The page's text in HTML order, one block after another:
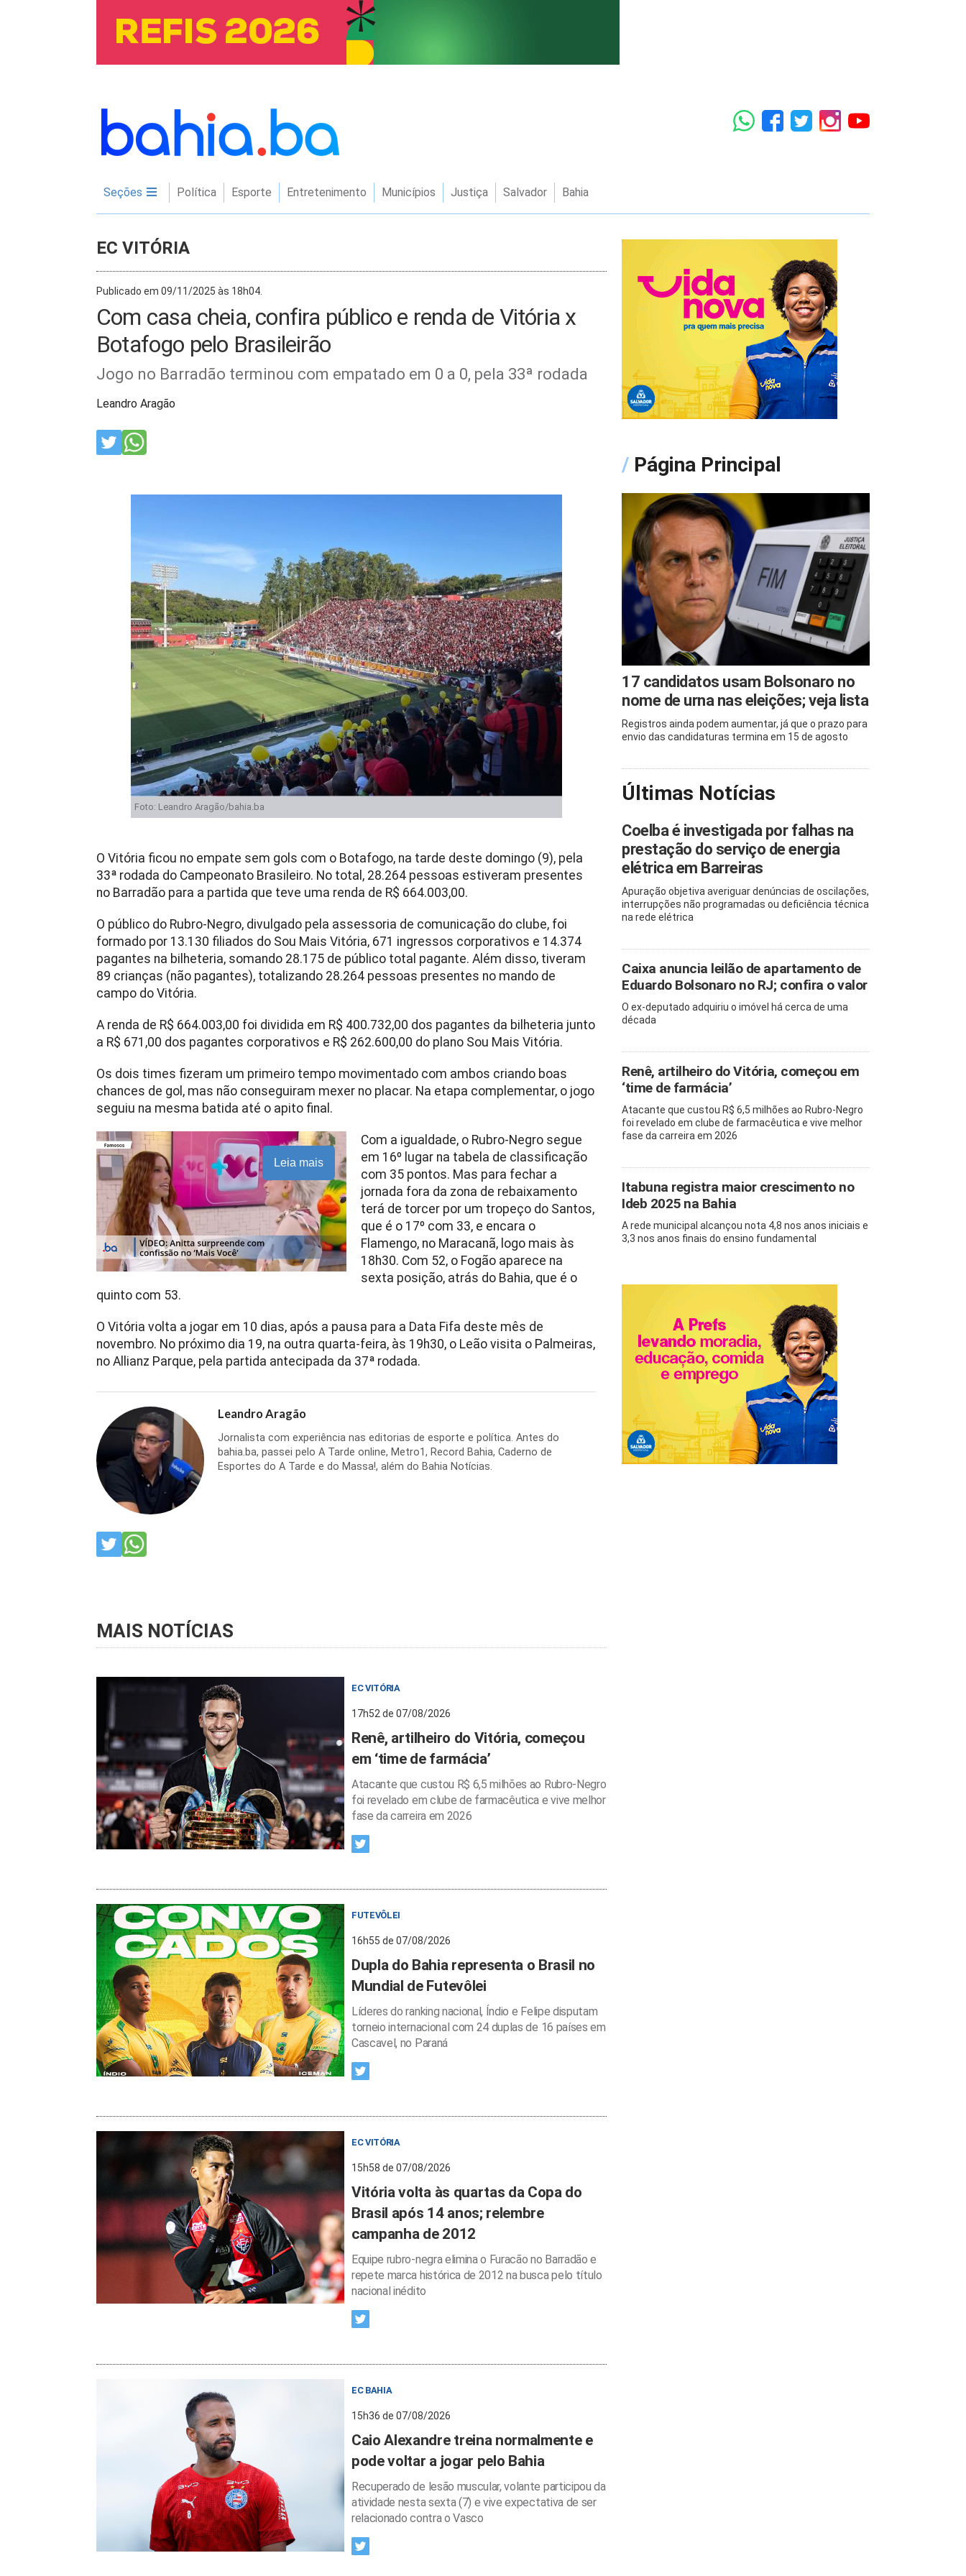
Seções Política Esporte Entretenimento Municípios Justiça Salvador Bahia
EC VITÓRIA
Publicado em 09/11/2025 às 18h04.
Com casa cheia, confira público e renda de Vitória x
Botafogo pelo Brasileirão
Jogo no Barradão terminou com empatado em 0 a 0, pela 33ª rodada
Leandro Aragão
Foto: Leandro Aragão/bahia.ba
O Vitória ficou no empate sem gols com o Botafogo, na tarde deste domingo (9), pela
33ª rodada do Campeonato Brasileiro. No total, 28.264 pessoas estiveram presentes
no Barradão para a partida que teve uma renda de R$ 664.003,00.
O público do Rubro-Negro, divulgado pela assessoria de comunicação do clube, foi
formado por 13.130 filiados do Sou Mais Vitória, 671 ingressos corporativos e 14.374
pagantes na bilheteria, somando 28.175 de público total pagante. Além disso, tiveram
89 crianças (não pagantes), totalizando 28.264 pessoas presentes no mando de
campo do Vitória.
A renda de R$ 664.003,00 foi dividida em R$ 400.732,00 dos pagantes da bilheteria junto
a R$ 671,00 dos pagantes corporativos e R$ 262.600,00 do plano Sou Mais Vitória.
Os dois times fizeram um primeiro tempo movimentado com ambos criando boas
chances de gol, mas não conseguiram mexer no placar. Na etapa complementar, o jogo
seguiu na mesma batida até o apito final.
Leia mais
Com a igualdade, o Rubro-Negro segue
em 16º lugar na tabela de classificação
com 35 pontos. Mas para fechar a
jornada fora da zona de rebaixamento
terá de torcer por um tropeço do Santos,
que é o 17º com 33, e encara o
Flamengo, no Maracanã, logo mais às
18h30. Com 52, o Fogão aparece na
sexta posição, atrás do Bahia, que é o
quinto com 53.
O Vitória volta a jogar em 10 dias, após a pausa para a Data Fifa deste mês de
novembro. No próximo dia 19, na outra quarta-feira, às 19h30, o Leão visita o Palmeiras,
no Allianz Parque, pela partida antecipada da 37ª rodada.
Leandro Aragão
Jornalista com experiência nas editorias de esporte e política. Antes do
bahia.ba, passei pelo A Tarde online, Metro1, Record Bahia, Caderno de
Esportes do A Tarde e do Massa!, além do Bahia Notícias.
MAIS NOTÍCIAS
EC VITÓRIA
17h52 de 07/08/2026
Renê, artilheiro do Vitória, começou
em ‘time de farmácia’
Atacante que custou R$ 6,5 milhões ao Rubro-Negro
foi revelado em clube de farmacêutica e vive melhor
fase da carreira em 2026
FUTEVÔLEI
16h55 de 07/08/2026
Dupla do Bahia representa o Brasil no
Mundial de Futevôlei
Líderes do ranking nacional, Índio e Felipe disputam
torneio internacional com 24 duplas de 16 países em
Cascavel, no Paraná
EC VITÓRIA
15h58 de 07/08/2026
Vitória volta às quartas da Copa do
Brasil após 14 anos; relembre
campanha de 2012
Equipe rubro-negra elimina o Furacão no Barradão e
repete marca histórica de 2012 na busca pelo título
nacional inédito
EC BAHIA
15h36 de 07/08/2026
Caio Alexandre treina normalmente e
pode voltar a jogar pelo Bahia
Recuperado de lesão muscular, volante participou da
atividade nesta sexta (7) e vive expectativa de ser
relacionado contra o Vasco
/ Página Principal
17 candidatos usam Bolsonaro no
nome de urna nas eleições; veja lista
Registros ainda podem aumentar, já que o prazo para
envio das candidaturas termina em 15 de agosto
Últimas Notícias
Coelba é investigada por falhas na
prestação do serviço de energia
elétrica em Barreiras
Apuração objetiva averiguar denúncias de oscilações,
interrupções não programadas ou deficiência técnica
na rede elétrica
Caixa anuncia leilão de apartamento de
Eduardo Bolsonaro no RJ; confira o valor
O ex-deputado adquiriu o imóvel há cerca de uma
década
Renê, artilheiro do Vitória, começou em
‘time de farmácia’
Atacante que custou R$ 6,5 milhões ao Rubro-Negro
foi revelado em clube de farmacêutica e vive melhor
fase da carreira em 2026
Itabuna registra maior crescimento no
Ideb 2025 na Bahia
A rede municipal alcançou nota 4,8 nos anos iniciais e
3,3 nos anos finais do ensino fundamental